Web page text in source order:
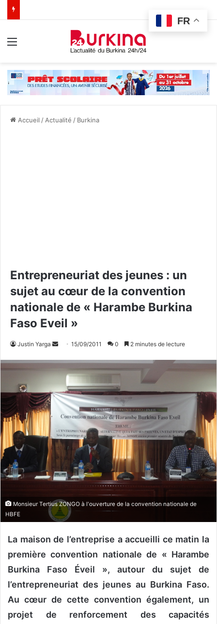
Accueil / Actualité / Burkina
Entrepreneuriat des jeunes : un
sujet au cœur de la convention
nationale de « Harambe Burkina
Faso Eveil »
Justin Yarga
y
e
n
o
u
r
r
i
e
15/09/2011 0 2 minutes de lecture
Monsieur Tertius ZONGO à l'ouverture de la convention nationale de
HBFE
La maison de l’entreprise a accueilli ce matin la
première convention nationale de « Harambe
Burkina Faso Éveil », autour du sujet de
l’entrepreneuriat des jeunes au Burkina Faso.
Au cœur de cette convention également, un
projet de renforcement des capacités
FR